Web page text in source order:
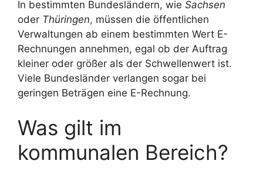
In bestimmten Bundesländern, wie Sachsen
oder Thüringen, müssen die öffentlichen
Verwaltungen ab einem bestimmten Wert E-
Rechnungen annehmen, egal ob der Auftrag
kleiner oder größer als der Schwellenwert ist.
Viele Bundesländer verlangen sogar bei
geringen Beträgen eine E-Rechnung.
Was gilt im
kommunalen Bereich?